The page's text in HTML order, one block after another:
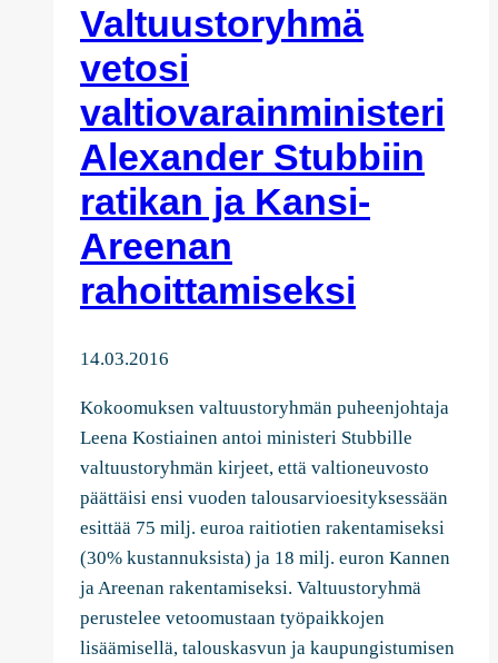
Valtuustoryhmä
vetosi
valtiovarainministeri
Alexander Stubbiin
ratikan ja Kansi-
Areenan
rahoittamiseksi
14.03.2016
Kokoomuksen valtuustoryhmän puheenjohtaja
Leena Kostiainen antoi ministeri Stubbille
valtuustoryhmän kirjeet, että valtioneuvosto
päättäisi ensi vuoden talousarvioesityksessään
esittää 75 milj. euroa raitiotien rakentamiseksi
(30% kustannuksista) ja 18 milj. euron Kannen
ja Areenan rakentamiseksi. Valtuustoryhmä
perustelee vetoomustaan työpaikkojen
lisäämisellä, talouskasvun ja kaupungistumisen